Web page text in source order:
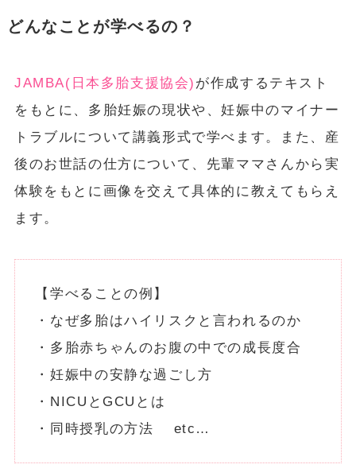
どんなことが学べるの？
JAMBA(日本多胎支援協会) が作成するテキスト
をもとに、多胎妊娠の現状や、妊娠中のマイナー
トラブルについて講義形式で学べます。また、産
後のお世話の仕方について、先輩ママさんから実
体験をもとに画像を交えて具体的に教えてもらえ
ます。
【学べることの例】
・なぜ多胎はハイリスクと言われるのか
・多胎赤ちゃんのお腹の中での成長度合
・妊娠中の安静な過ごし方
・NICUとGCUとは
・同時授乳の方法 etc…